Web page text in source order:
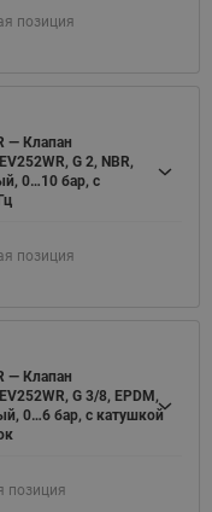
позиция
— Клапан
G 2, NBR,
0…10 бар, с
позиция
— Клапан
G 3/8, EPDM,
0…6 бар, с катушкой
позиция